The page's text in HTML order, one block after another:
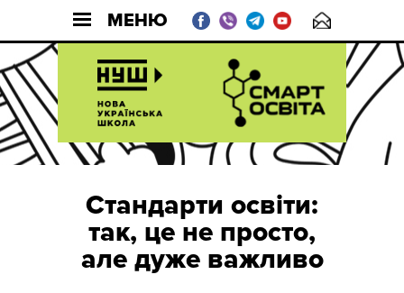
МЕНЮ
Стандарти освіти:
так, це не просто,
але дуже важливо